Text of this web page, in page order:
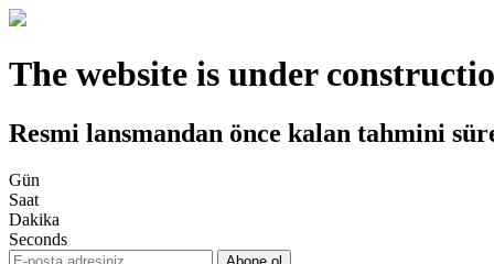
The website is under
Resmi lansmandan önce kalan tahmini
Gün
Saat
Dakika
Seconds